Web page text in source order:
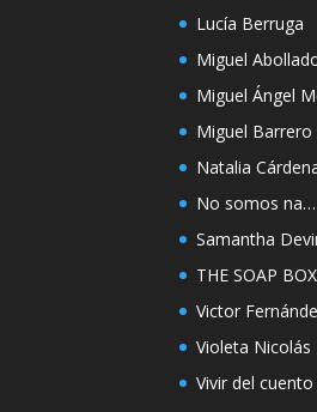
Lucía Berruga
Miguel
Miguel Ángel
Miguel Barrero
Natalia
No somos na…
Samantha
THE SOAP BOX
Victor
Violeta Nicolás
Vivir del cuento